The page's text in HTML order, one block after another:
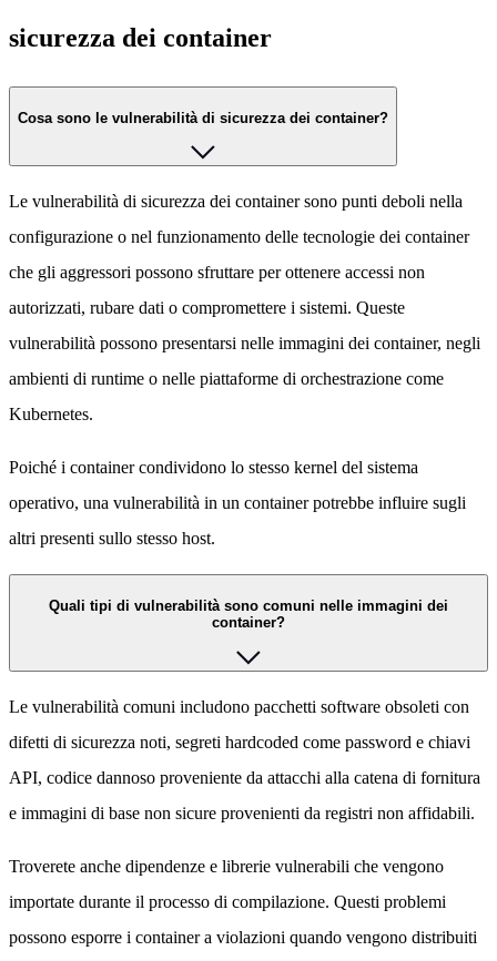
sicurezza dei container
Cosa sono le vulnerabilità di sicurezza dei container?
Le vulnerabilità di sicurezza dei container sono punti deboli nella
configurazione o nel funzionamento delle tecnologie dei container
che gli aggressori possono sfruttare per ottenere accessi non
autorizzati, rubare dati o compromettere i sistemi. Queste
vulnerabilità possono presentarsi nelle immagini dei container, negli
ambienti di runtime o nelle piattaforme di orchestrazione come
Kubernetes.
Poiché i container condividono lo stesso kernel del sistema
operativo, una vulnerabilità in un container potrebbe influire sugli
altri presenti sullo stesso host.
Quali tipi di vulnerabilità sono comuni nelle immagini dei
container?
Le vulnerabilità comuni includono pacchetti software obsoleti con
difetti di sicurezza noti, segreti hardcoded come password e chiavi
API, codice dannoso proveniente da attacchi alla catena di fornitura
e immagini di base non sicure provenienti da registri non affidabili.
Troverete anche dipendenze e librerie vulnerabili che vengono
importate durante il processo di compilazione. Questi problemi
possono esporre i container a violazioni quando vengono distribuiti